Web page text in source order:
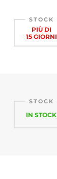
STOCK
PIÙ DI
15 GIORNI
STOCK
IN STOCK